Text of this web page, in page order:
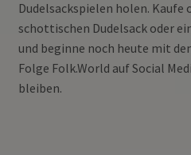
Dudelsackspielen holen. Kaufe
schottischen Dudelsack oder
und beginne noch heute mit
Folge Folk.World auf Social
bleiben.